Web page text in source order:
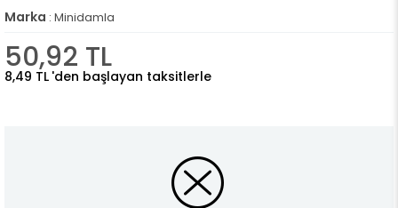
Marka : Minidamla
50,92 TL
8,49 TL 'den başlayan taksitlerle